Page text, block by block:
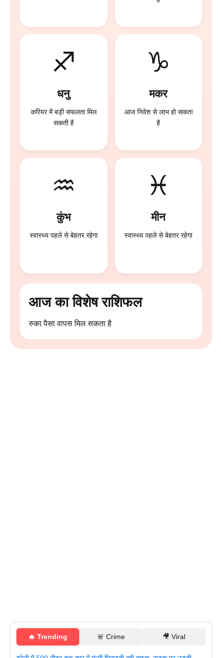
♐
धनु
करियर में बड़ी सफलता मिल
सकती है
♑
मकर
आज निवेश से लाभ हो सकता
है
♒
कुंभ
स्वास्थ्य पहले से बेहतर रहेगा
♓
मीन
स्वास्थ्य पहले से बेहतर रहेगा
आज का विशेष राशिफल
रुका पैसा वापस मिल सकता है
🔥 Trending 🚨 Crime 🎥 Viral